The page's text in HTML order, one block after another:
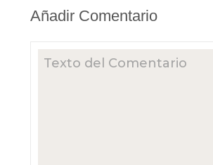
Añadir Comentario